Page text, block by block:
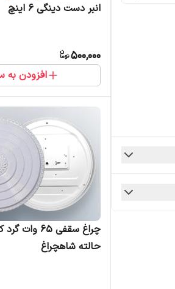
انبر دست دینگی 6 اینچ
500,000
افزودن به
حالته شاهچراغ